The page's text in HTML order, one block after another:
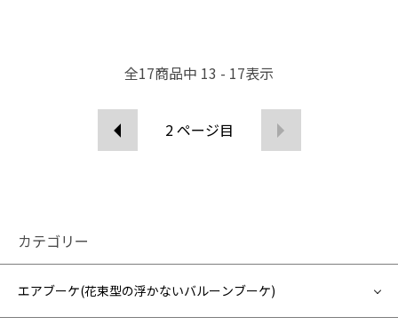
全17商品中 13 - 17表示
2ページ目
カテゴリー
エアブーケ(花束型の浮かないバルーンブーケ)